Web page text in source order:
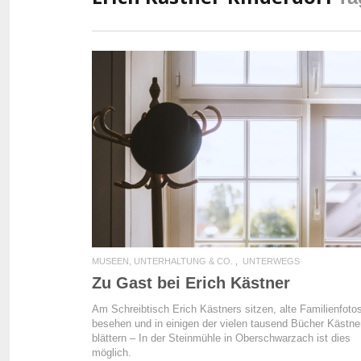
READ MORE
MUSEEN, UNTERHALTUNG & CO. UNTERWEGS
Zu Gast bei Erich Kästner
Am Schreibtisch Erich Kästners sitzen, alte
besehen und in einigen der vielen tausend Bücher
blättern – In der Steinmühle in Oberschwarzach ist dies
möglich.